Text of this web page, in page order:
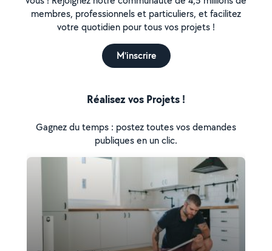
membres, professionnels et particuliers, et facilitez
votre quotidien pour tous vos projets !
M'inscrire
Réalisez vos Projets !
Gagnez du temps : postez toutes vos demandes
publiques en un clic.